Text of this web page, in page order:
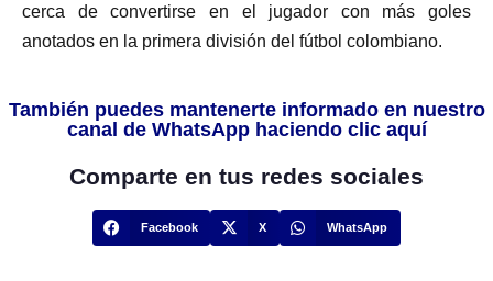
cerca de convertirse en el jugador con más goles
anotados en la primera división del fútbol colombiano.
También puedes mantenerte informado en nuestro
canal de WhatsApp haciendo clic aquí
Comparte en tus redes sociales
Facebook X WhatsApp